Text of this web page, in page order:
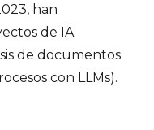
han
de IA
de documentos
con LLMs).